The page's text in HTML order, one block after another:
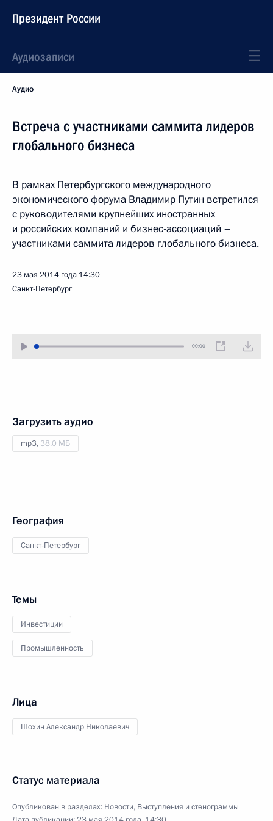
Президент России
Аудиозаписи
Аудио
Встреча с участниками саммита лидеров
глобального бизнеса
В рамках Петербургского международного
экономического форума Владимир Путин встретился
с руководителями крупнейших иностранных
и российских компаний и бизнес-ассоциаций –
участниками саммита лидеров глобального бизнеса.
23 мая 2014 года 14:30
Санкт-Петербург
00:00
Загрузить аудио
mp3, 38.0 МБ
География
Санкт-Петербург
Темы
Инвестиции
Промышленность
Лица
Шохин Александр Николаевич
Статус материала
Опубликован в разделах: Новости, Выступления и стенограммы